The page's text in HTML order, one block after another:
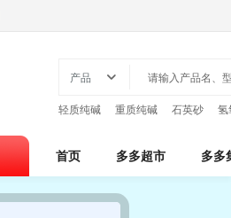
产品 
轻质纯碱 重质纯碱 石英砂 氢
首页 多多超市 多多
视频中心